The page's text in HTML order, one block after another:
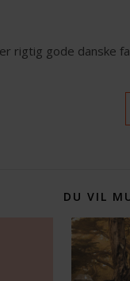
rigtig gode
DU VIL